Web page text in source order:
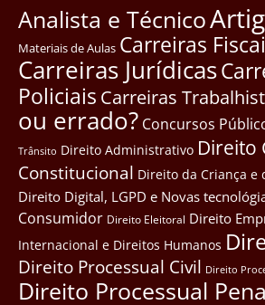
Analista e Técnico
Materiais de Aulas Carreiras
Carreiras Jurídicas
Policiais Carreiras
ou errado? Concursos
Trânsito Direito Administrativo Direito
Constitucional Direito da Criança e
Direito Digital, LGPD e Novas
Consumidor Direito Eleitoral Direito
Internacional e Direitos Humanos
Direito Processual Civil Direito
Direito Processual